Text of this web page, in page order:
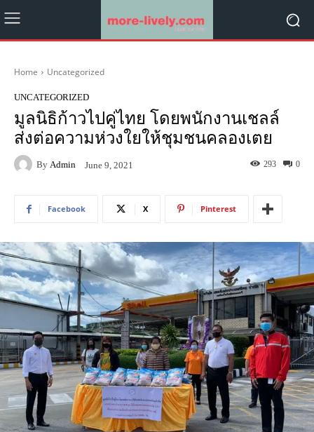
Home Uncategorized
UNCATEGORIZED
มูลนิธิก้าวไปคู่ไทย โดยพนักงานเชลล์
ส่งต่อความห่วงใยให้ชุมชนคลองเตย
By Admin June 9, 2021 0
293
Facebook X Pinterest